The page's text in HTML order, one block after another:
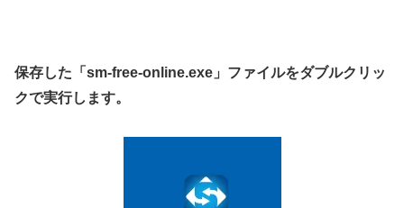
保存した「sm-free-online.exe」ファイルをダブルクリッ
クで実行します。